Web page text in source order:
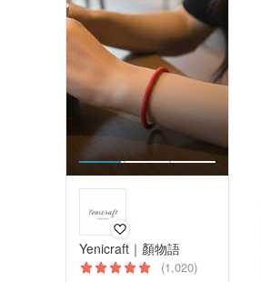
Yenicraft｜顏物語
(1,020)